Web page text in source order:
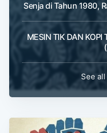
Senja di Tahun 1980,
MESIN TIK DAN
See